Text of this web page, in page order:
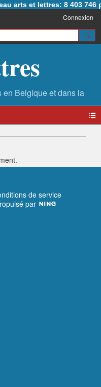
arts et lettres: 8 403 746
Connexion
de service
par